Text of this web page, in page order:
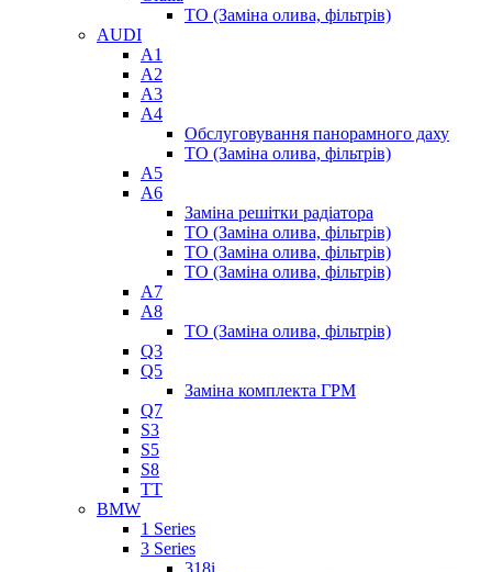
ТО (Заміна олива, фільтрів)
AUDI
A1
A2
A3
A4
Обслуговування панорамного даху
ТО (Заміна олива, фільтрів)
A5
A6
Заміна решітки радіатора
ТО (Заміна олива, фільтрів)
ТО (Заміна олива, фільтрів)
ТО (Заміна олива, фільтрів)
A7
A8
ТО (Заміна олива, фільтрів)
Q3
Q5
Заміна комплекта ГРМ
Q7
S3
S5
S8
TT
BMW
1 Series
3 Series
318i